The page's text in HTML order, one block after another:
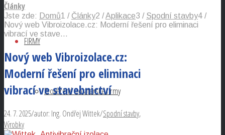
FIRMY
Prověřené izolatérské firmy
Články
Jste zde: Domů1 / Články2 /Aplikace3 / Spodní stavby4 /
Nový web Vibroizolace.cz: Moderní řešení pro eliminaci
vibrací ve stave...
Nový web Vibroizolace.cz:
Moderní řešení pro eliminaci
vibrací ve stavebnictví
24. 7. 2025/autor: Ing. Ondřej Wittek/Spodní stavby,
Výrobky